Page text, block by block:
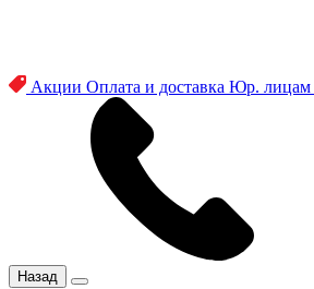
Акции Оплата и доставка Юр. лицам
Назад